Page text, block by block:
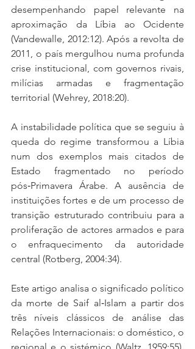
desempenhando papel relevante na
aproximação da Líbia ao Ocidente
(Vandewalle, 2012:12). Após a revolta de
2011, o país mergulhou numa profunda
crise institucional, com governos rivais,
milícias armadas e fragmentação
territorial (Wehrey, 2018:20).
A instabilidade política que se seguiu à
queda do regime transformou a Líbia
num dos exemplos mais citados de
Estado fragmentado no período
pós‑Primavera Árabe. A ausência de
instituições fortes e de um processo de
transição estruturado contribuiu para a
proliferação de actores armados e para
o enfraquecimento da autoridade
central (Rotberg, 2004:34).
Este artigo analisa o significado político
da morte de Saif al‑Islam a partir dos
três níveis clássicos de análise das
Relações Internacionais: o doméstico, o